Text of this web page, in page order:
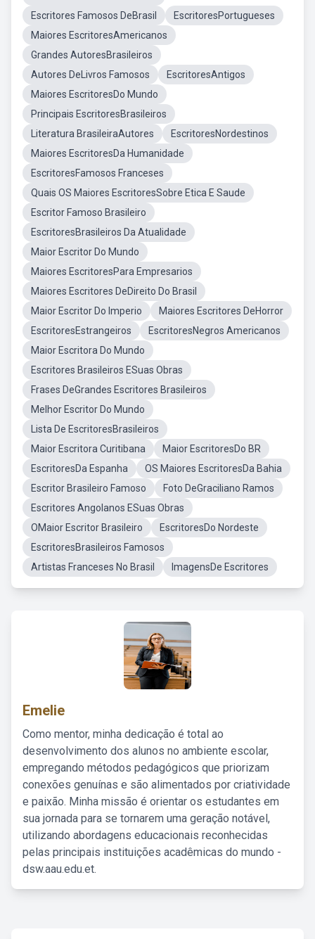
Escritores Famosos DeBrasil
EscritoresPortugueses
Maiores EscritoresAmericanos
Grandes AutoresBrasileiros
Autores DeLivros Famosos
EscritoresAntigos
Maiores EscritoresDo Mundo
Principais EscritoresBrasileiros
Literatura BrasileiraAutores
EscritoresNordestinos
Maiores EscritoresDa Humanidade
EscritoresFamosos Franceses
Quais OS Maiores EscritoresSobre Etica E Saude
Escritor Famoso Brasileiro
EscritoresBrasileiros Da Atualidade
Maior Escritor Do Mundo
Maiores EscritoresPara Empresarios
Maiores Escritores DeDireito Do Brasil
Maior Escritor Do Imperio
Maiores Escritores DeHorror
EscritoresEstrangeiros
EscritoresNegros Americanos
Maior Escritora Do Mundo
Escritores Brasileiros ESuas Obras
Frases DeGrandes Escritores Brasileiros
Melhor Escritor Do Mundo
Lista De EscritoresBrasileiros
Maior Escritora Curitibana
Maior EscritoresDo BR
EscritoresDa Espanha
OS Maiores EscritoresDa Bahia
Escritor Brasileiro Famoso
Foto DeGraciliano Ramos
Escritores Angolanos ESuas Obras
OMaior Escritor Brasileiro
EscritoresDo Nordeste
EscritoresBrasileiros Famosos
Artistas Franceses No Brasil
ImagensDe Escritores
Emelie
Como mentor, minha dedicação é total ao
desenvolvimento dos alunos no ambiente escolar,
empregando métodos pedagógicos que priorizam
conexões genuínas e são alimentados por criatividade
e paixão. Minha missão é orientar os estudantes em
sua jornada para se tornarem uma geração notável,
utilizando abordagens educacionais reconhecidas
pelas principais instituições acadêmicas do mundo -
dsw.aau.edu.et.